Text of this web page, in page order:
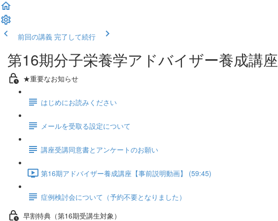
前回の講義 完了して続行
第16期分子栄養学アドバイザー養成講座
★重要なお知らせ
はじめにお読みください
メールを受取る設定について
講座受講同意書とアンケートのお願い
第16期アドバイザー養成講座【事前説明動画】 (59:45)
症例検討会について（予約不要となりました）
早割特典（第16期受講生対象）